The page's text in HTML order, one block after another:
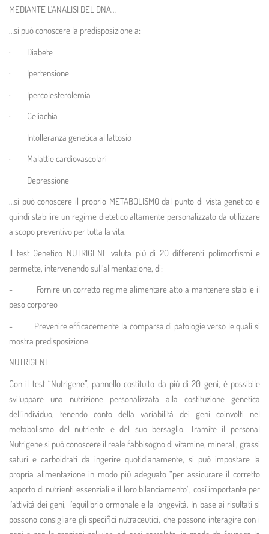
MEDIANTE L’ANALISI DEL DNA…
…si può conoscere la predisposizione a:
· Diabete
· Ipertensione
· Ipercolesterolemia
· Celiachia
· Intolleranza genetica al lattosio
· Malattie cardiovascolari
· Depressione
…si può conoscere il proprio METABOLISMO dal punto di vista genetico e
quindi stabilire un regime dietetico altamente personalizzato da utilizzare
a scopo preventivo per tutta la vita.
Il test Genetico NUTRIGENE valuta più di 20 differenti polimorfismi e
permette, intervenendo sull’alimentazione, di:
- Fornire un corretto regime alimentare atto a mantenere stabile il
peso corporeo
- Prevenire efficacemente la comparsa di patologie verso le quali si
mostra predisposizione.
NUTRIGENE
Con il test “Nutrigene”, pannello costituito da più di 20 geni, è possibile
sviluppare una nutrizione personalizzata alla costituzione genetica
dell’individuo, tenendo conto della variabilità dei geni coinvolti nel
metabolismo del nutriente e del suo bersaglio. Tramite il personal
Nutrigene si può conoscere il reale fabbisogno di vitamine, minerali, grassi
saturi e carboidrati da ingerire quotidianamente, si può impostare la
propria alimentazione in modo più adeguato “per assicurare il corretto
apporto di nutrienti essenziali e il loro bilanciamento”, così importante per
l’attività dei geni, l’equilibrio ormonale e la longevità. In base ai risultati si
possono consigliare gli specifici nutraceutici, che possono interagire con i